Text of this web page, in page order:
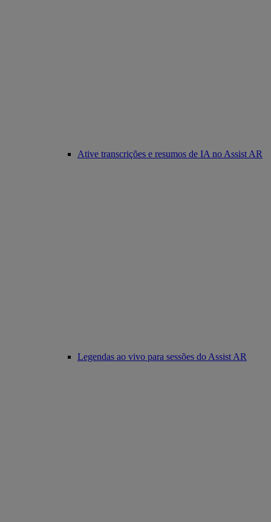
Ative transcrições e resumos de IA no Assist AR
Legendas ao vivo para sessões do Assist AR